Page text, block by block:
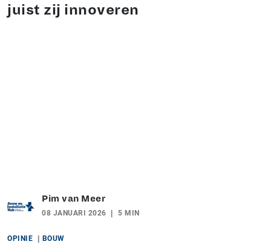
juist zij innoveren
Pim van Meer
08 JANUARI 2026 5 MIN
OPINIE BOUW